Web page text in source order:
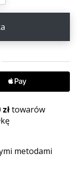
towarów
metodami